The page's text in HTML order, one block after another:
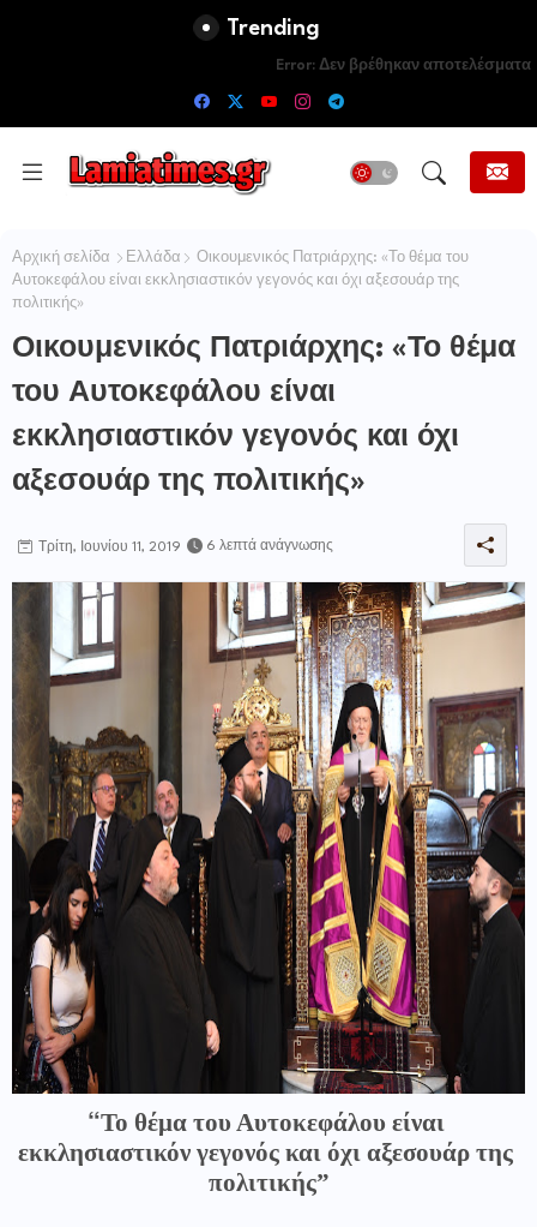
Trending
Error: Δεν βρέθηκαν αποτελέσματα
Αρχική σελίδα Ελλάδα
Οικουμενικός Πατριάρχης: «Το θέμα του
Αυτοκεφάλου είναι εκκλησιαστικόν γεγονός και όχι αξεσουάρ της
πολιτικής»
Οικουμενικός Πατριάρχης: «Το θέμα
του Αυτοκεφάλου είναι
εκκλησιαστικόν γεγονός και όχι
αξεσουάρ της πολιτικής»
Τρίτη, Ιουνίου 11, 2019 6 λεπτά ανάγνωσης
“Το θέμα του Αυτοκεφάλου είναι
εκκλησιαστικόν γεγονός και όχι αξεσουάρ της
πολιτικής”